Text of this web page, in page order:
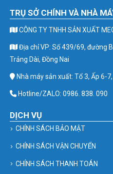
TRỤ SỞ CHÍNH VÀ NHÀ
CÔNG TY TNHH SẢN XUẤT
Địa chỉ VP: Số 439/69, đường
Trảng Dài, Đồng Nai
Nhà máy sản xuất: Tổ 3, Ấp 6-
Hotline/ZALO: 0986. 838. 090
DỊCH VỤ
CHÍNH SÁCH BẢO MẬT
CHÍNH SÁCH VẬN CHUYỂN
CHÍNH SÁCH THANH TOÁN